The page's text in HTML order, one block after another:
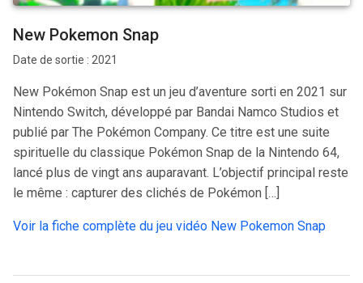
New Pokemon Snap
Date de sortie : 2021
New Pokémon Snap est un jeu d’aventure sorti en 2021 sur
Nintendo Switch, développé par Bandai Namco Studios et
publié par The Pokémon Company. Ce titre est une suite
spirituelle du classique Pokémon Snap de la Nintendo 64,
lancé plus de vingt ans auparavant. L’objectif principal reste
le même : capturer des clichés de Pokémon […]
Voir la fiche complète du jeu vidéo New Pokemon Snap